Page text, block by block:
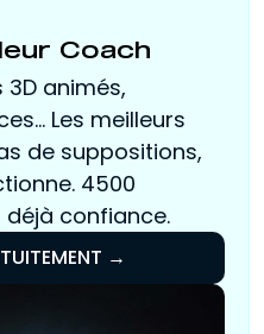
Coach
animés,
Les meilleurs
de suppositions,
4500
confiance.
→